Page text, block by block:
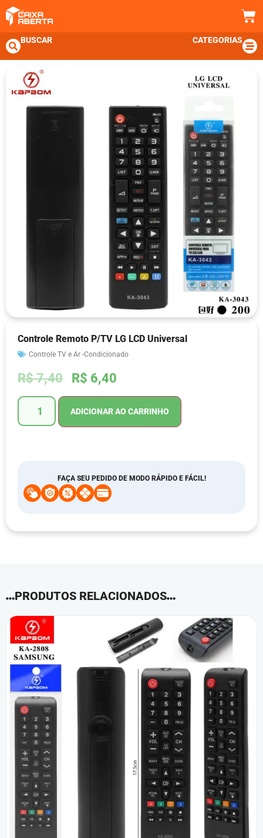
BUSCAR CATEGORIAS
Controle Remoto P/TV LG LCD Universal
Controle TV e Ar -Condicionado
R$7,40 R$ 6,40
ADICIONAR AO CARRINHO
FAÇA SEU PEDIDO DE MODO RÁPIDO E FÁCIL!
PRODUTOS RELACIONADOS